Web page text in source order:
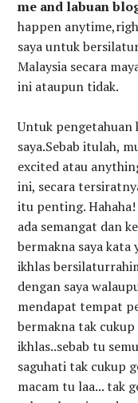
me and labuan
happen
saya untuk
Malaysia secara
ini ataupun tidak.
Untuk pengetahuan
saya.Sebab itulah,
excited atau
ini, secara
itu penting.
ada semangat dan
bermakna saya
ikhlas
dengan saya
mendapat tempat
bermakna tak
ikhlas..sebab tu
saguhati tak cukup
macam tu laa... tak